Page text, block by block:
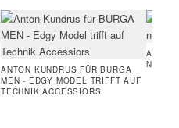
ANTON KUNDRUS FÜR BURGA
MEN - EDGY MODEL TRIFFT AUF
TECHNIK ACCESSIORS
AMIE
NEUE